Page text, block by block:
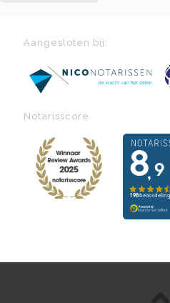
Aangesloten bij:
Notarisscore